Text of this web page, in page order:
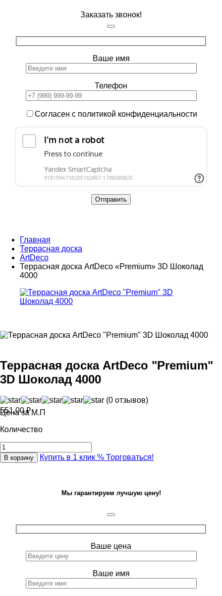
Заказать звонок!
Ваше имя
Телефон
Согласен с политикой конфиденциальности
Главная
Террасная доска
ArtDeco
Террасная доска ArtDeco «Premium» 3D Шоколад
4000
Террасная доска ArtDeco "Premium"
3D Шоколад 4000
(0 отзывов)
551,00₽
Цена за М.П
Количество
В корзину Купить в 1 клик % Торговаться!
Мы гарантируем лучшую цену!
Ваше цена
Ваше имя